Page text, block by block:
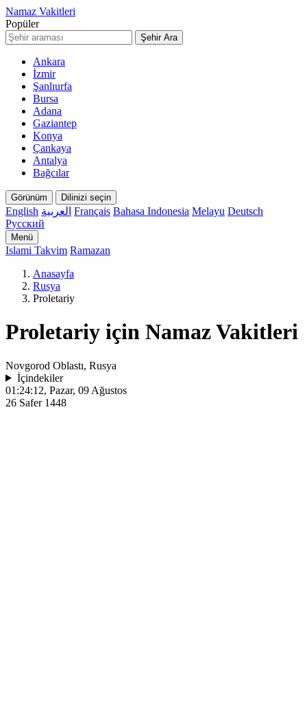
Namaz Vakitleri
Popüler
Şehir Ara
Ankara
İzmir
Şanlıurfa
Bursa
Adana
Gaziantep
Konya
Çankaya
Antalya
Bağcılar
Görünüm Dilinizi seçin
English العربية Français Bahasa Indonesia Melayu Deutsch
Русский
Menü
Islami Takvim Ramazan
Anasayfa
Rusya
Proletariy
Proletariy için Namaz Vakitleri
Novgorod Oblastı, Rusya
İçindekiler
01:24:12, Pazar, 09 Ağustos
26 Safer 1448